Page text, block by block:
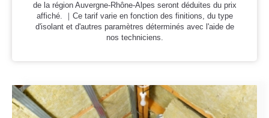
de la région Auvergne-Rhône-Alpes seront déduites du prix
affiché. ｜Ce tarif varie en fonction des finitions, du type
d'isolant et d'autres paramètres déterminés avec l'aide de
nos techniciens.